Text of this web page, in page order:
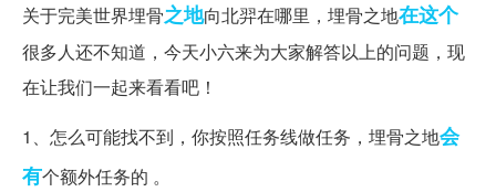
关于完美世界埋骨之地向北羿在哪里，埋骨之地在这个
很多人还不知道，今天小六来为大家解答以上的问题，现
在让我们一起来看看吧！
1、怎么可能找不到，你按照任务线做任务，埋骨之地会
有个额外任务的 。